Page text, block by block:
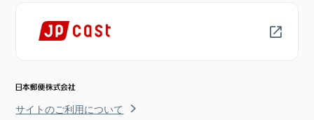
サイトのご利用について